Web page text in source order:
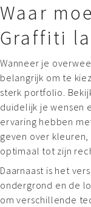
Waar
Graffiti
Wanneer je
belangrijk om te
sterk portfolio.
duidelijk je wensen
ervaring hebben
geven over
optimaal tot zijn
Daarnaast is het
ondergrond en de
om verschillende